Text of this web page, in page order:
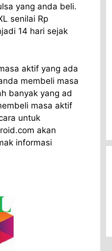
yang anda beli.
senilai Rp
14 hari sejak
aktif yang ada
membeli masa
banyak yang ad
masa aktif
untuk
akan
informasi